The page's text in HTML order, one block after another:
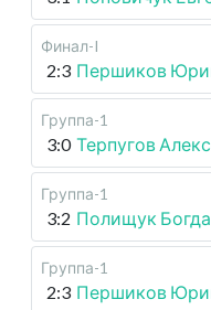
Финал-I
2:3 Першиков
Группа-1
3:0 Терпугов
Группа-1
3:2 Полищук
Группа-1
2:3 Першиков